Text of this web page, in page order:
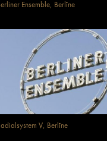
Ensemble, Berlīne
V, Berlīne